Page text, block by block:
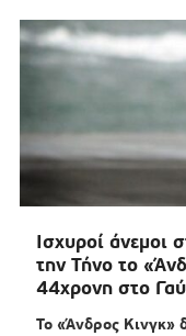
Ισχυροί άνεμοι
την Τήνο το
44χρονη στο
Το «Άνδρος Κινγκ»